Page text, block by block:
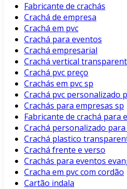
Fabricante de crachás
Crachá de empresa
Crachá em pvc
Crachá para eventos
Crachá empresarial
Crachá vertical
Crachá pvc preço
Crachás em pvc sp
Crachá pvc personalizado
Crachás para empresas sp
Fabricante de crachá para
Crachá personalizado
Crachá plastico
Crachá frente e verso
Crachás para eventos
Cracha em pvc com cordão
Cartão indala